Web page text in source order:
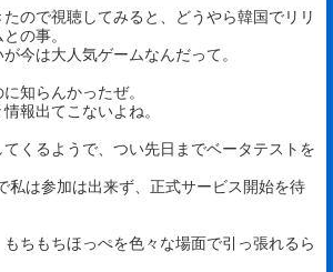
ので視聴してみると、どうやら韓国でリリ
の事。
今は大人気ゲームなんだって。
知らんかったぜ。
報出てこないよね。
くるようで、つい先日までベータテストを
私は参加は出来ず、正式サービス開始を待
ちもちほっぺを色々な場面で引っ張れるら